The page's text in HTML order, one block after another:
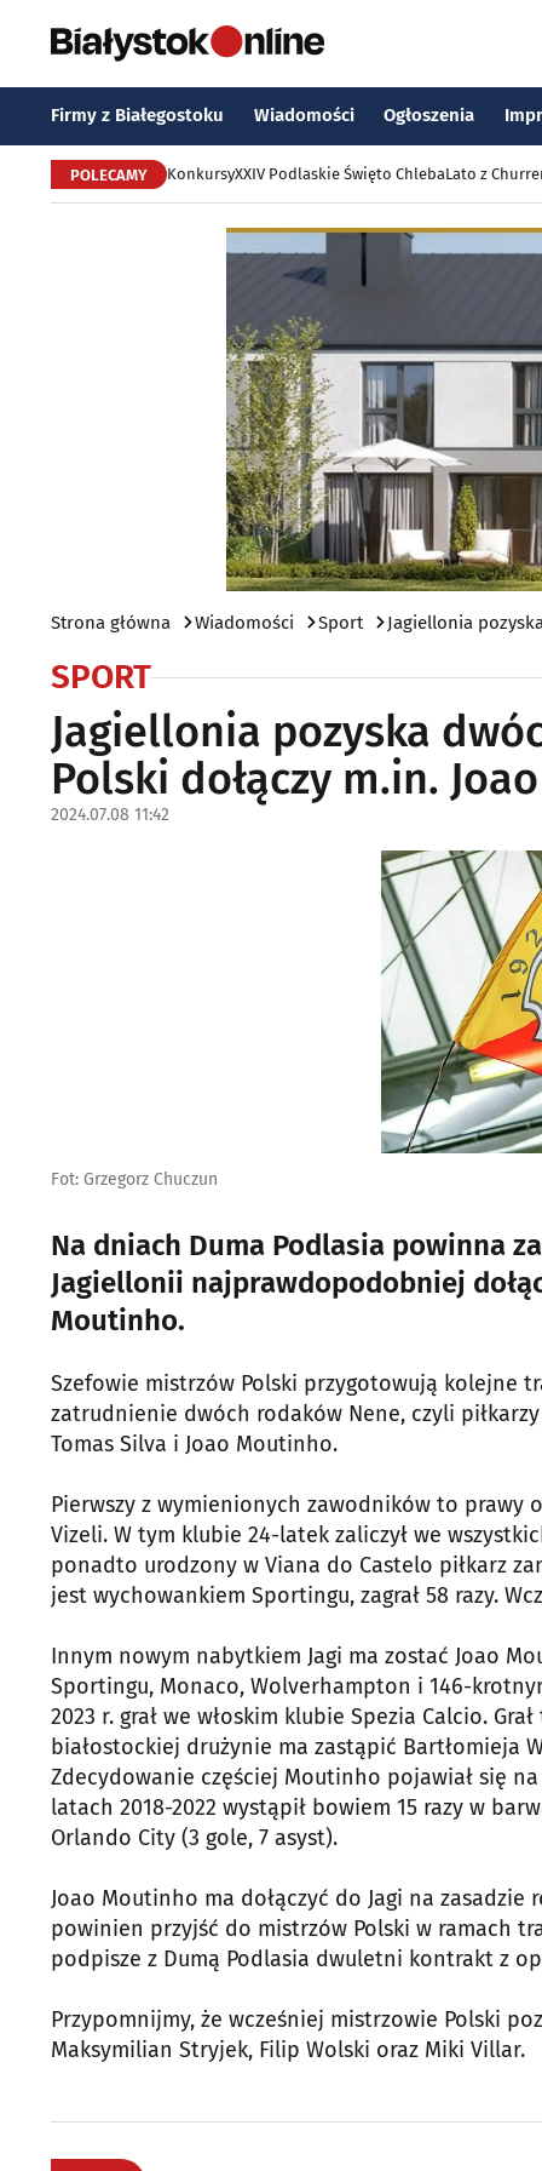
Firmy z Białegostoku Wiadomości Ogłoszenia
POLECAMY KonkursyXXIV Podlaskie Święto ChlebaLato z
Strona główna Wiadomości Sport Jagiellonia
SPORT
Jagiellonia pozyska
Polski dołączy m.in.
2024.07.08 11:42
Fot: Grzegorz Chuczun
Na dniach Duma Podlasia powinna
Jagiellonii najprawdopodobniej
Moutinho.
Szefowie mistrzów Polski przygotowują kolejne
zatrudnienie dwóch rodaków Nene, czyli
Tomas Silva i Joao Moutinho.
Pierwszy z wymienionych zawodników to prawy
Vizeli. W tym klubie 24-latek zaliczył we
ponadto urodzony w Viana do Castelo piłkarz
jest wychowankiem Sportingu, zagrał 58 razy.
Innym nowym nabytkiem Jagi ma zostać Joao
Sportingu, Monaco, Wolverhampton i 146-
2023 r. grał we włoskim klubie Spezia Calcio.
białostockiej drużynie ma zastąpić Bartłomieja
Zdecydowanie częściej Moutinho pojawiał się
latach 2018-2022 wystąpił bowiem 15 razy w
Orlando City (3 gole, 7 asyst).
Joao Moutinho ma dołączyć do Jagi na
powinien przyjść do mistrzów Polski w ramach
podpisze z Dumą Podlasia dwuletni kontrakt z
Przypomnijmy, że wcześniej mistrzowie Polski
Maksymilian Stryjek, Filip Wolski oraz Miki Villar.